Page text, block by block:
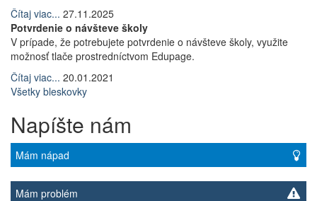
Čítaj viac... 27.11.2025
Potvrdenie o návšteve školy
V prípade, že potrebujete potvrdenie o návšteve školy, využite
možnosť tlače prostredníctvom Edupage.
Čítaj viac... 20.01.2021
Všetky bleskovky
Napíšte nám
Mám nápad
Mám problém